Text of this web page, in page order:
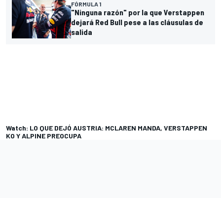
FÓRMULA 1
"Ninguna razón" por la que Verstappen
dejará Red Bull pese a las cláusulas de
salida
Watch: LO QUE DEJÓ AUSTRIA: MCLAREN MANDA, VERSTAPPEN
KO Y ALPINE PREOCUPA